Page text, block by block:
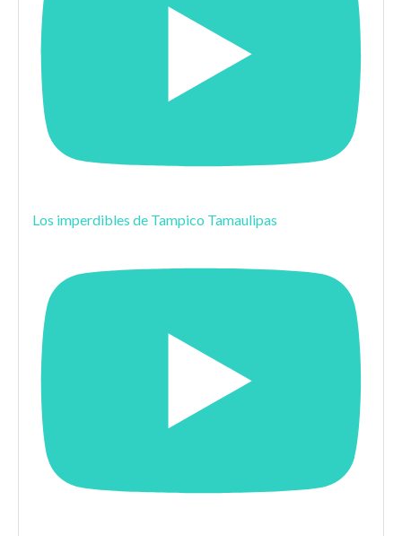
Los imperdibles de Tampico Tamaulipas